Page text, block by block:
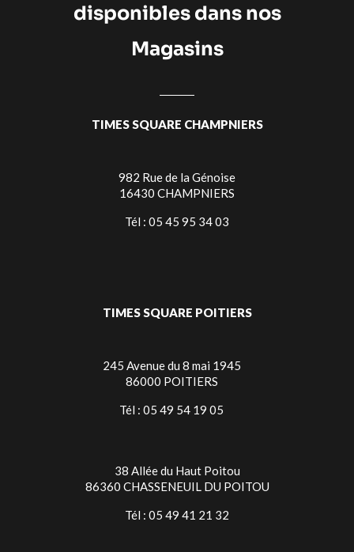
disponibles dans nos
Magasins
TIMES SQUARE CHAMPNIERS
982 Rue de la Génoise
16430 CHAMPNIERS
Tél : 05 45 95 34 03
TIMES SQUARE POITIERS
245 Avenue du 8 mai 1945
86000 POITIERS
Tél : 05 49 54 19 05
38 Allée du Haut Poitou
86360 CHASSENEUIL DU POITOU
Tél : 05 49 41 21 32